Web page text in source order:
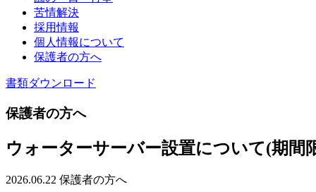
苦情解決
採用情報
個人情報について
保護者の方へ
書類ダウンロード
保護者の方へ
ウォーターサーバー設置について(期間
2026.06.22 保護者の方へ